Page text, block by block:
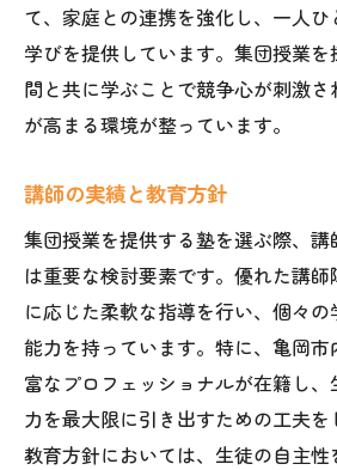
て、家庭との連携を強化し、一人
学びを提供しています。集団授業
間と共に学ぶことで競争心が刺激
が高まる環境が整っています。
講師の実績と教育方針
集団授業を提供する塾を選ぶ際、
は重要な検討要素です。優れた講
に応じた柔軟な指導を行い、個々
能力を持っています。特に、亀岡
富なプロフェッショナルが在籍し
力を最大限に引き出すための工夫を
教育方針においては、生徒の自主